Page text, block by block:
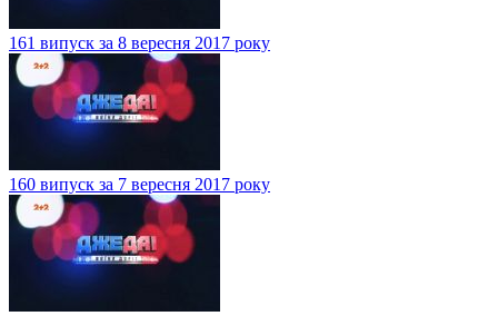
161 випуск за 8 вересня 2017 року
160 випуск за 7 вересня 2017 року